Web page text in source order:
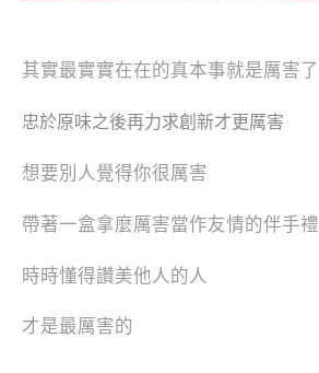
其實最實實在在的真本事就是厲害了
忠於原味之後再力求創新才更厲害
想要別人覺得你很厲害
帶著一盒拿麼厲害當作友情的伴手禮
時時懂得讚美他人的人
才是最厲害的